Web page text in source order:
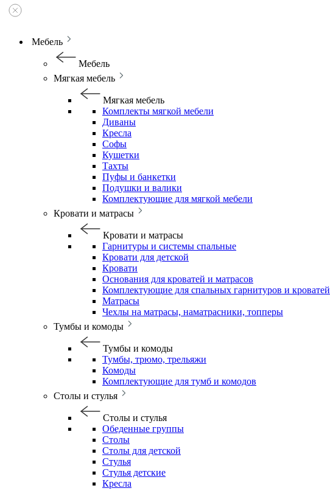
Мебель
Мебель
Мягкая мебель
Мягкая мебель
Комплекты мягкой мебели
Диваны
Кресла
Софы
Кушетки
Тахты
Пуфы и банкетки
Подушки и валики
Комплектующие для мягкой мебели
Кровати и матрасы
Кровати и матрасы
Гарнитуры и системы спальные
Кровати для детской
Кровати
Основания для кроватей и матрасов
Комплектующие для спальных гарнитуров и кроватей
Матрасы
Чехлы на матрасы, наматрасники, топперы
Тумбы и комоды
Тумбы и комоды
Тумбы, трюмо, трельяжи
Комоды
Комплектующие для тумб и комодов
Столы и стулья
Столы и стулья
Обеденные группы
Столы
Столы для детской
Стулья
Стулья детские
Кресла